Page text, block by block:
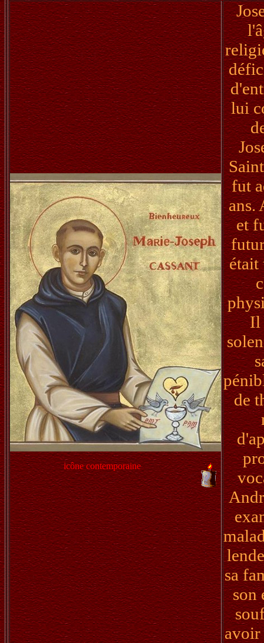
icône contemporaine
lui
fut
ans.
et
était
Il
de
sa
son
avoir